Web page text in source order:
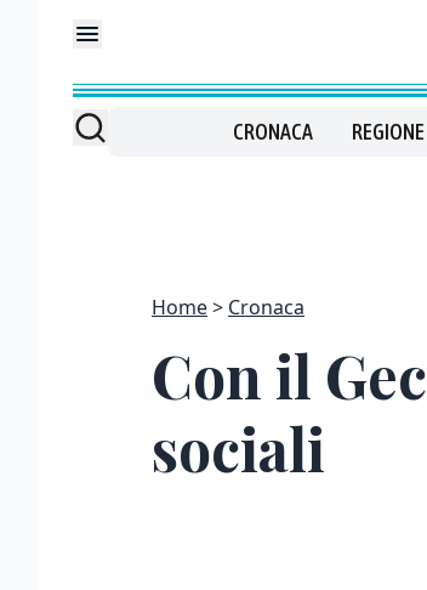
CRONACA REGIONE
Home Cronaca
Con il
sociali